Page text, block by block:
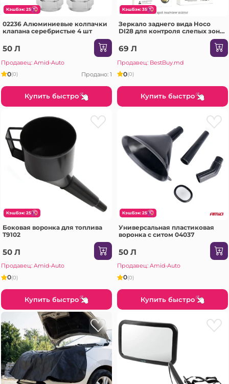
КэшБэк: 25
02236 Алюминиевые колпачки
клапана серебристые 4 шт
50 Л
Продавец: Amid-Auto
0(0) Продано: 1
Купить быстро
КэшБэк: 35
Зеркало заднего вида Hoco
DI28 для контроля слепых зон
автомобиля, металлический
серый цвет
69 Л
Продавец: BestBuy.md
0(0)
Купить быстро
КэшБэк: 25
Боковая воронка для топлива
T9102
50 Л
Продавец: Amid-Auto
0(0)
Купить быстро
КэшБэк: 25
Универсальная пластиковая
воронка с ситом 04037
50 Л
Продавец: Amid-Auto
0(0)
Купить быстро